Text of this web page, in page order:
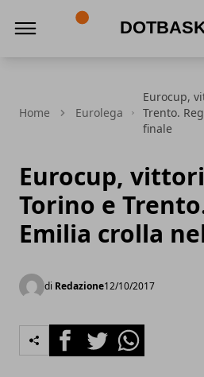
Home Eurolega
Eurocup,
Trento.
finale
Eurocup,
Torino e
Emilia crolla
di Redazione12/10/2017
FacebookTwitterWhatsapp